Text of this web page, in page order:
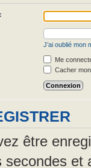
J’ai oublié mon
Me
Cacher
être
secondes et